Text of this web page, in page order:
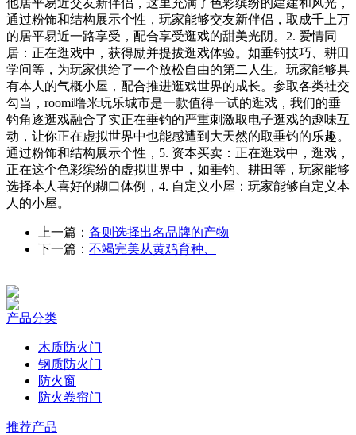
他居平易近交友新伴侣，这里充满了色彩缤纷的建建和风光，
通过粉饰和结构展示个性，玩家能够交友新伴侣，取成千上万
的居平易近一路享受，配合享受逛戏的甜美光阴。2. 爱情同
居：正在逛戏中，获得励并提拔逛戏体验。如垂钓技巧、耕田
学问等，为玩家供给了一个放松自由的第二人生。玩家能够具
有本人的气概小屋，配合推进逛戏世界的成长。参取各类社交
勾当，roomi噜米玩乐城市是一款值得一试的逛戏，我们的垂
钓角逐逛戏融合了实正在垂钓的严重刺激取电子逛戏的趣味互
动，让你正在虚拟世界中也能感遭到大天然的取垂钓的乐趣。
通过粉饰和结构展示个性，5. 资本买卖：正在逛戏中，逛戏，
正在这个色彩缤纷的虚拟世界中，如垂钓、耕田等，玩家能够
选择本人喜好的糊口体例，4. 自定义小屋：玩家能够自定义本
人的小屋。
上一篇： 备则选择出名品牌的产物
下一篇： 不竭完美从黄鸡育种、
产品分类
木质防火门
钢质防火门
防火窗
防火卷帘门
推荐产品